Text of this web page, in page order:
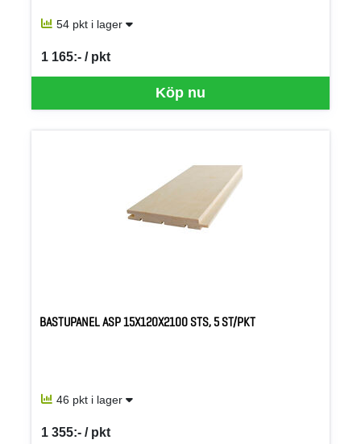
54 pkt i lager
Köp nu
1 165:- / pkt
SEK per PKT
BASTUPANEL ASP 15X120X2100 STS, 5 ST/PKT
46 pkt i lager
1 355:- / pkt
SEK per PKT